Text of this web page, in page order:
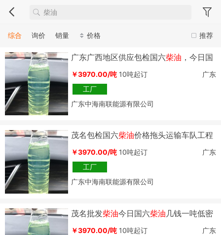
推荐
综合 询价 销量 价格
广东广西地区供应包检国六柴油 ，今日国
￥3970.00/吨 10吨起订
广东
工厂
广东中海南联能源有限公司
茂名包检国六柴油价格拖头运输车队工程
￥3970.00/吨 10吨起订
广东
工厂
广东中海南联能源有限公司
茂名批发柴油今日国六柴油 几钱一吨低密
￥3970.00/吨 10吨起订
广东